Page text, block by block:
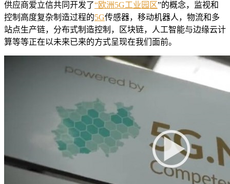
供应商爱立信共同开发了“欧洲5G工业园区”的概念，监视和
控制高度复杂制造过程的5G传感器，移动机器人，物流和多
站点生产链，分布式制造控制，区块链，人工智能与边缘云计
算等等正在以未来已来的方式呈现在我们面前。